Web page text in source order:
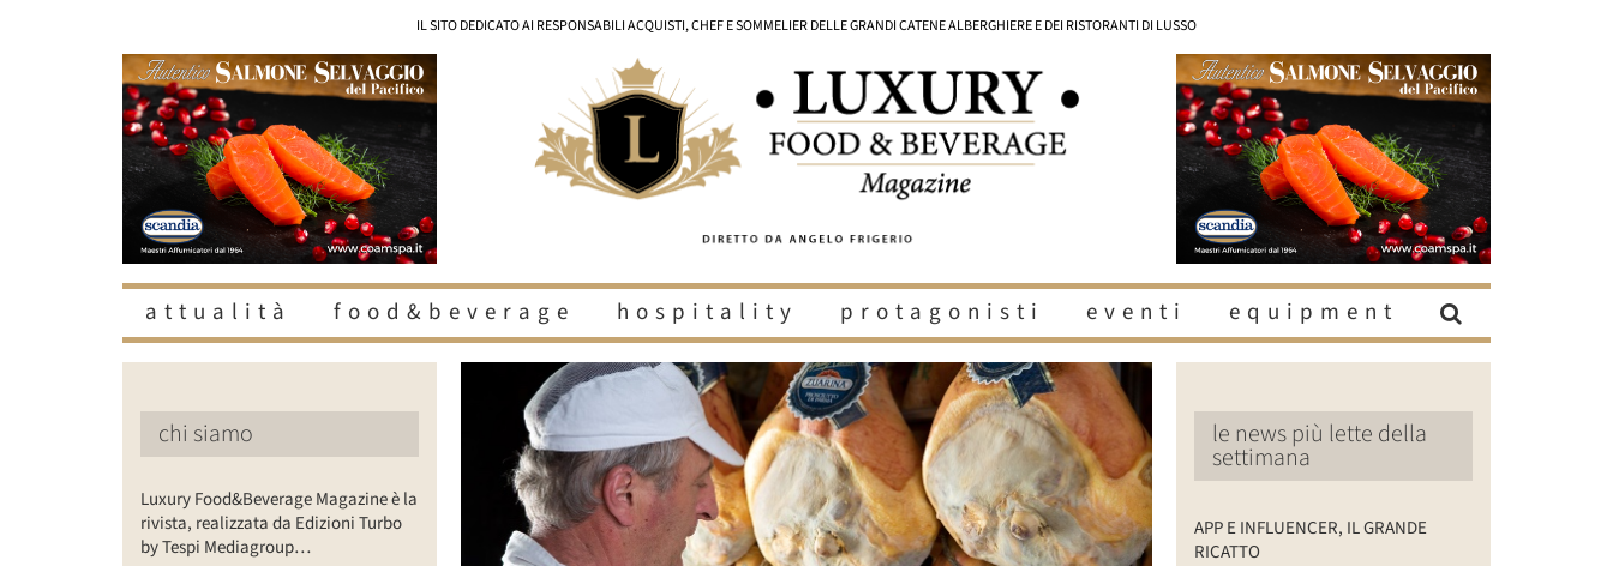
IL SITO DEDICATO AI RESPONSABILI ACQUISTI, CHEF E SOMMELIER DELLE GRANDI CATENE ALBERGHIERE E DEI RISTORANTI DI LUSSO
attualità food&beverage hospitality protagonisti eventi equipment
immagine
chi siamo
Luxury Food&Beverage Magazine è la
rivista, realizzata da Edizioni Turbo
by Tespi Mediagroup…
le news più lette della
settimana
APP E INFLUENCER, IL GRANDE
RICATTO